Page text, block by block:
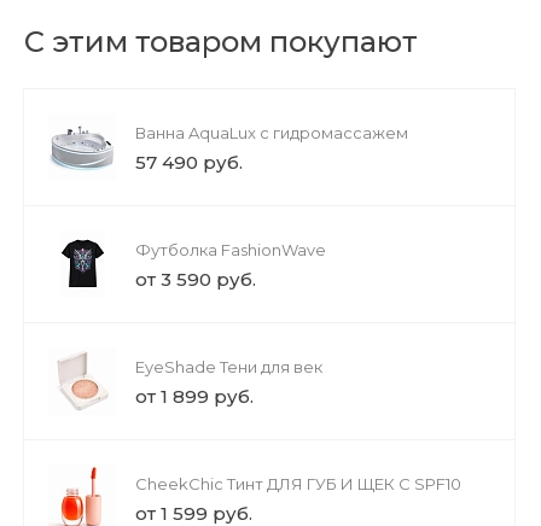
С этим товаром покупают
Ванна AquaLux с гидромассажем
57 490 руб.
Футболка FashionWave
от 3 590 руб.
EyeShade Тени для век
от 1 899 руб.
CheekChic Тинт ДЛЯ ГУБ И ЩЕК С SPF10
от 1 599 руб.